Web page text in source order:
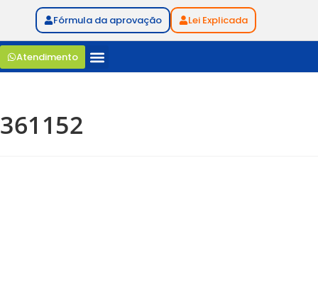
Fórmula da aprovação Lei Explicada
Atendimento
361152